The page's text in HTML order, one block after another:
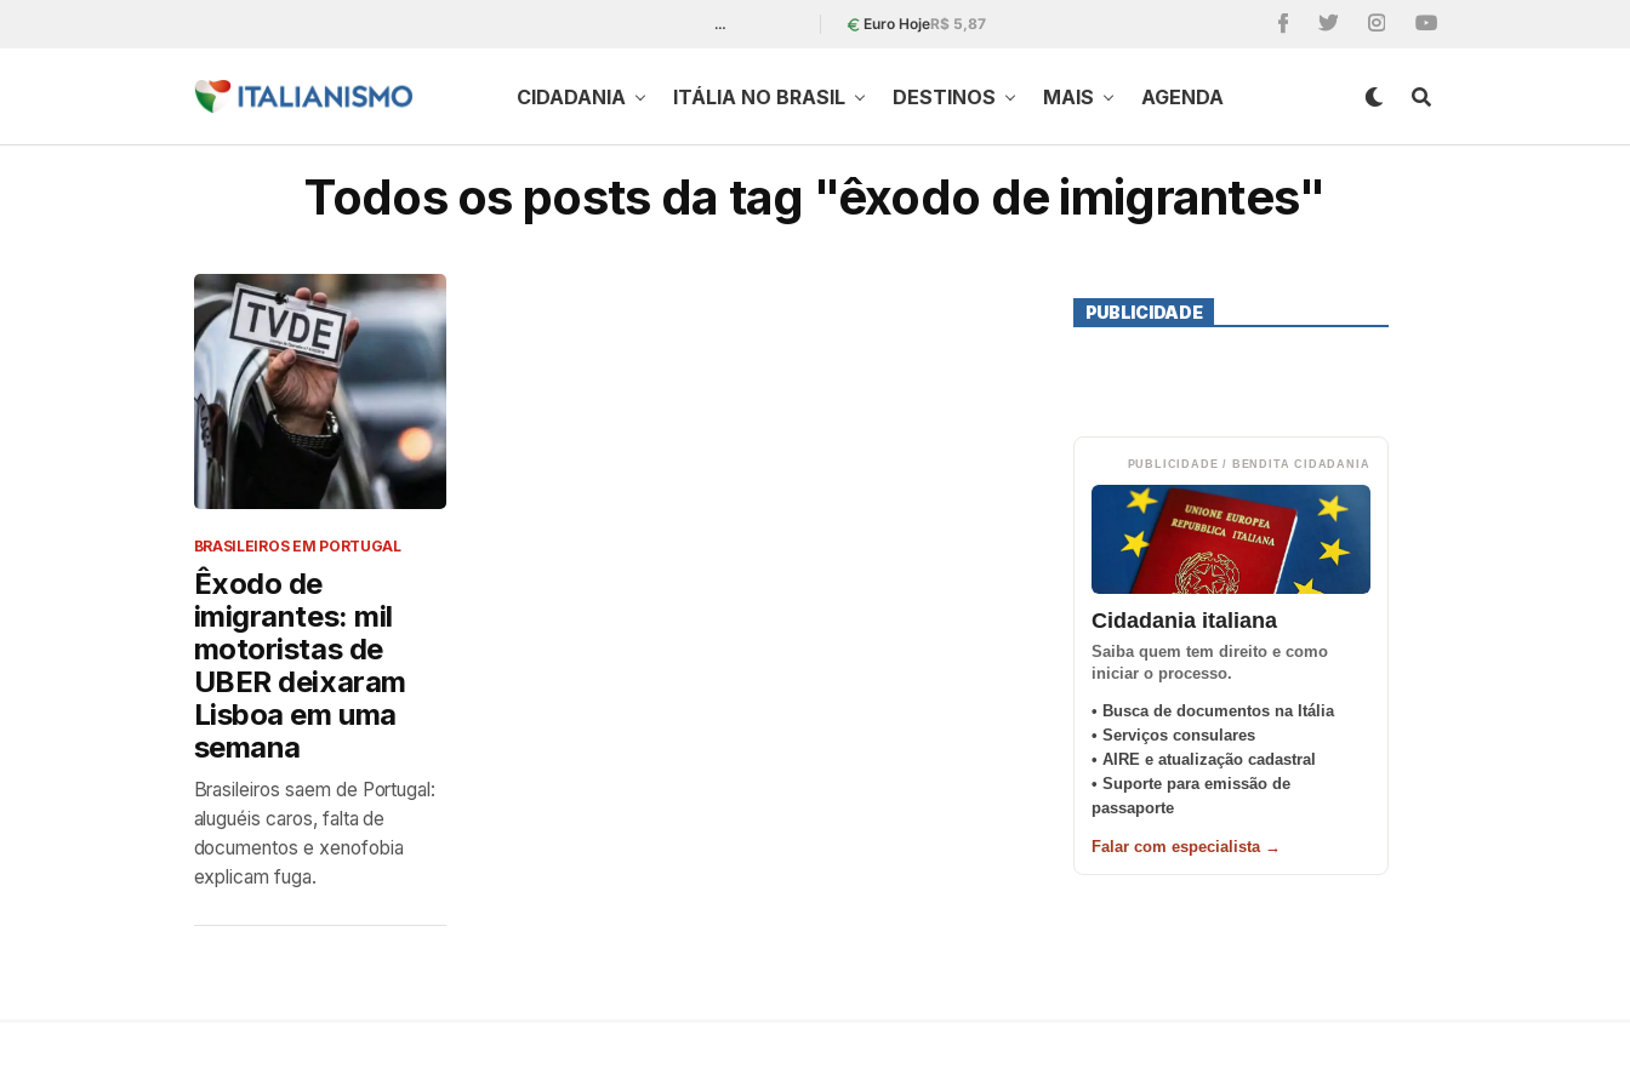
… Euro HojeR$ 5,87
CIDADANIA ITÁLIA NO BRASIL DESTINOS MAIS AGENDA
Todos os posts da tag "êxodo de imigrantes"
BRASILEIROS EM PORTUGAL
Êxodo de
imigrantes: mil
motoristas de
UBER deixaram
Lisboa em uma
semana
Brasileiros saem de Portugal:
aluguéis caros, falta de
documentos e xenofobia
explicam fuga.
PUBLICIDADE
PUBLICIDADE / BENDITA CIDADANIA
Cidadania italiana
Saiba quem tem direito e como
iniciar o processo.
• Busca de documentos na Itália
• Serviços consulares
• AIRE e atualização cadastral
• Suporte para emissão de
passaporte
Falar com especialista →